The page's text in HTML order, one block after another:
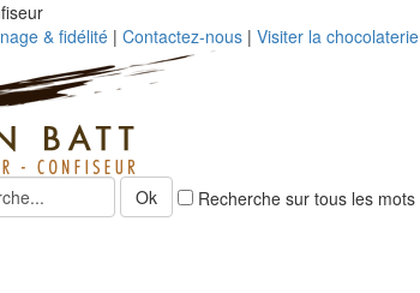
& fidélité | Contactez-nous | Visiter la chocolaterie
Ok
Recherche sur tous les mots